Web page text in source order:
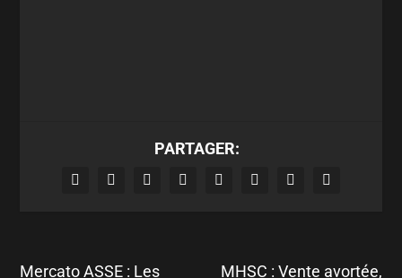
PARTAGER:
Mercato ASSE : Les
MHSC : Vente avortée,